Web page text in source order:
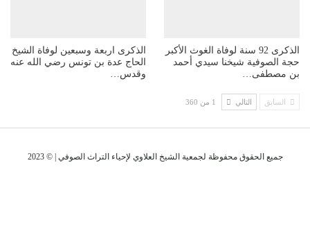
الذكرى 92 سنة لوفاة الغوث الأكبر
حجة الصوفية شيخنا سيدي أحمد
بن مصطفى…
الذكرى اربعة وسبعين لوفاة الشيخ
الحاج عدة بن تونس رضي الله عنه
وقدس…
السابق التالي 1 من 360
جميع الحقوق محفوظة لجمعية الشيخ العلاوي لإحياء التراث الصوفي | © 2023